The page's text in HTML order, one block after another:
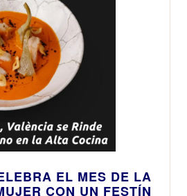
EL MES DE LA
CON UN FESTÍN